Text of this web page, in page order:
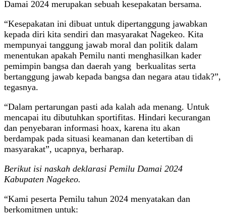
Damai 2024 merupakan sebuah kesepakatan bersama.
“Kesepakatan ini dibuat untuk dipertanggung jawabkan
kepada diri kita sendiri dan masyarakat Nagekeo. Kita
mempunyai tanggung jawab moral dan politik dalam
menentukan apakah Pemilu nanti menghasilkan kader
pemimpin bangsa dan daerah yang berkualitas serta
bertanggung jawab kepada bangsa dan negara atau tidak?”,
tegasnya.
“Dalam pertarungan pasti ada kalah ada menang. Untuk
mencapai itu dibutuhkan sportifitas. Hindari kecurangan
dan penyebaran informasi hoax, karena itu akan
berdampak pada situasi keamanan dan ketertiban di
masyarakat”, ucapnya, berharap.
Berikut isi naskah deklarasi Pemilu Damai 2024
Kabupaten Nagekeo.
“Kami peserta Pemilu tahun 2024 menyatakan dan
berkomitmen untuk: